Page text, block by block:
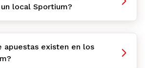
local Sportium?
apuestas existen en los